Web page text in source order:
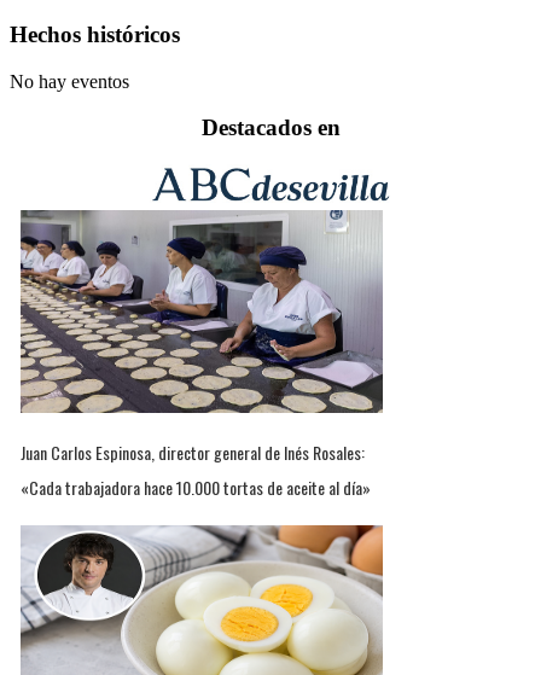
Hechos históricos
No hay eventos
Destacados en
Juan Carlos Espinosa, director general de Inés Rosales:
«Cada trabajadora hace 10.000 tortas de aceite al día»